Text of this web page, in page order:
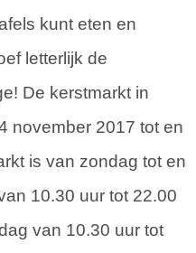
kunt eten en
letterlijk de
De kerstmarkt in
november 2017 tot en
is van zondag tot en
10.30 uur tot 22.00
van 10.30 uur tot